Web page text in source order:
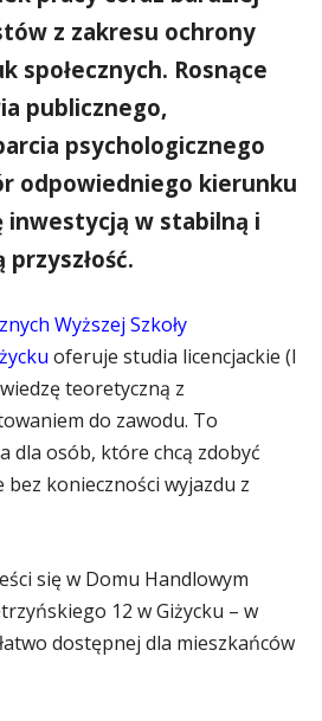
z zakresu ochrony
społecznych. Rosnące
publicznego,
psychologicznego
odpowiedniego kierunku
inwestycją w stabilną i
Wyższej Szkoły
oferuje studia licencjackie (I
teoretyczną z
do zawodu. To
dla osób, które chcą zdobyć
bez konieczności wyjazdu z
się w Domu Handlowym
12 w Giżycku – w
dostępnej dla mieszkańców